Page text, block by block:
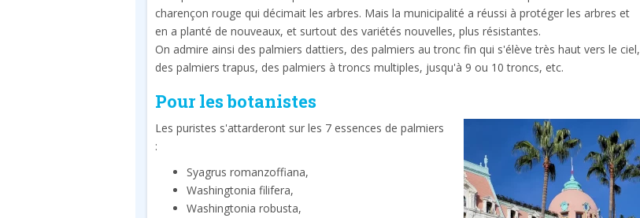
charençon rouge qui décimait les arbres. Mais la municipalité a réussi à protéger les arbres et
en a planté de nouveaux, et surtout des variétés nouvelles, plus résistantes.
On admire ainsi des palmiers dattiers, des palmiers au tronc fin qui s'élève très haut vers le ciel,
des palmiers trapus, des palmiers à troncs multiples, jusqu'à 9 ou 10 troncs, etc.
Pour les botanistes
Les puristes s'attarderont sur les 7 essences de palmiers
:
Syagrus romanzoffiana,
Washingtonia filifera,
Washingtonia robusta,